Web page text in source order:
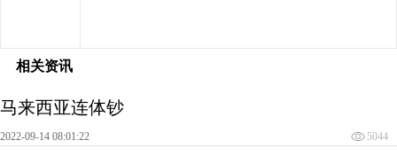
相关资讯
马来西亚连体钞
2022-09-14 08:01:22 5044